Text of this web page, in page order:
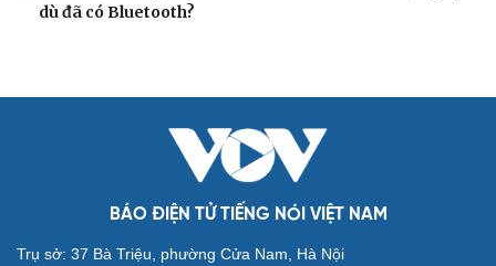
dù đã có Bluetooth?
BÁO ĐIỆN TỬ TIẾNG NÓI VIỆT NAM
Trụ sở: 37 Bà Triệu, phường Cửa Nam, Hà Nội